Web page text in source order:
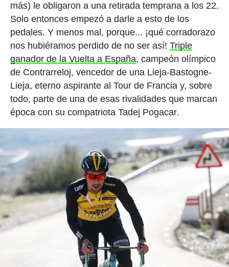
más) le obligaron a una retirada temprana a los 22.
Solo entonces empezó a darle a esto de los
pedales. Y menos mal, porque... ¡qué corradorazo
nos hubiéramos perdido de no ser así! Triple
ganador de la Vuelta a España, campeón olímpico
de Contrarreloj, vencedor de una Lieja-Bastogne-
Lieja, eterno aspirante al Tour de Francia y, sobre
todo, parte de una de esas rivalidades que marcan
época con su compatriota Tadej Pogacar.